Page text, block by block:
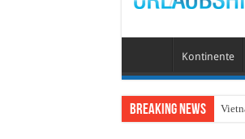
Kontinente
Breaking News